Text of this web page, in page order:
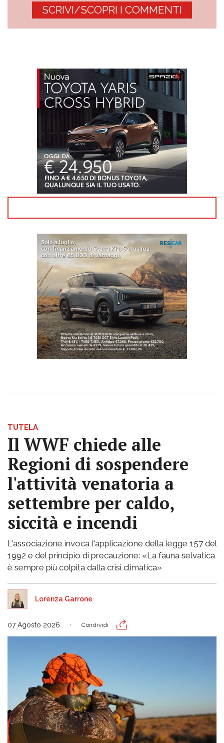
SCRIVI/SCOPRI I COMMENTI
TUTELA
Il WWF chiede alle
Regioni di sospendere
l'attività venatoria a
settembre per caldo,
siccità e incendi
L'associazione invoca l'applicazione della legge 157 del
1992 e del principio di precauzione: «La fauna selvatica
è sempre più colpita dalla crisi climatica»
Lorenza Garrone
07 Agosto 2026 Condividi